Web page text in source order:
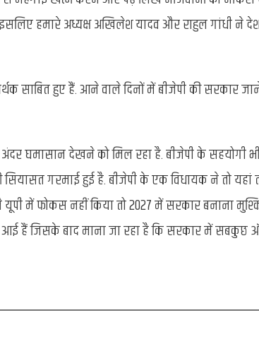
हमारे अध्यक्ष अखिलेश यादव और राहुल गांधी ने
साबित हुए हैं. आने वाले दिनों में बीजेपी की सरकार
घमासान देखने को मिल रहा है. बीजेपी के सहयोगी
सियासत गरमाई हुई है. बीजेपी के एक विधायक ने तो
यूपी में फोकस नहीं किया तो 2027 में सरकार बनाना
हैं जिसके बाद माना जा रहा है कि सरकार में